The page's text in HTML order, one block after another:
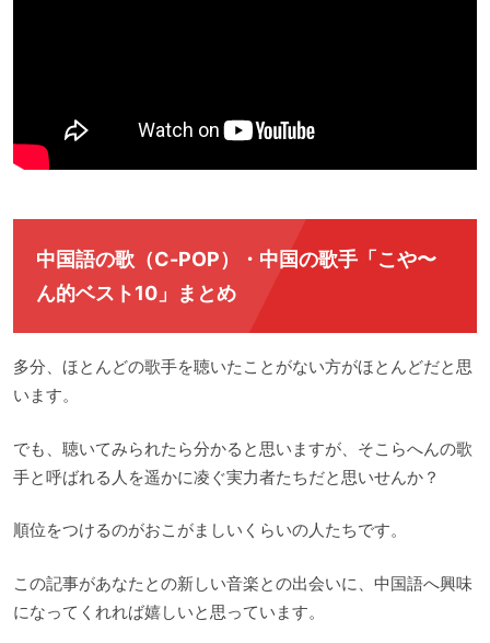
中国語の歌（C-POP）・中国の歌手「こや〜
ん的ベスト10」まとめ
多分、ほとんどの歌手を聴いたことがない方がほとんどだと思
います。
でも、聴いてみられたら分かると思いますが、そこらへんの歌
手と呼ばれる人を遥かに凌ぐ実力者たちだと思いせんか？
順位をつけるのがおこがましいくらいの人たちです。
この記事があなたとの新しい音楽との出会いに、中国語へ興味
になってくれれば嬉しいと思っています。